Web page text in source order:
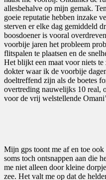
allesbehalve op mijn gemak.
goeie reputatie hebben inzake
sterven er elke dag gemiddeld
boosdoener is vooral
voorbije jaren het probleem
flitspalen te plaatsen en de
Het blijkt een maat voor niets
dokter waar ik de voorbije
doeltreffend zijn als de boetes
overtreding nauwelijks 10 real,
voor de vrij welstellende
Mijn gps toont me af en toe
soms toch ontsnappen aan die
me niet alleen door kleine
zee. Het valt me op dat de